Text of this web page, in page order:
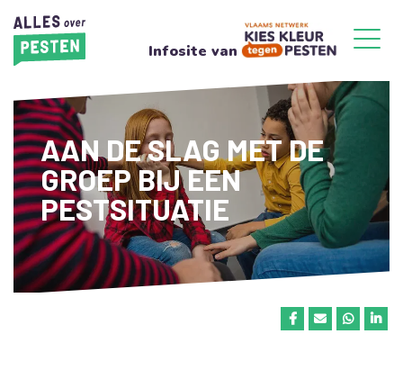
Infosite van
AAN DE SLAG MET DE
GROEP BIJ EEN
PESTSITUATIE